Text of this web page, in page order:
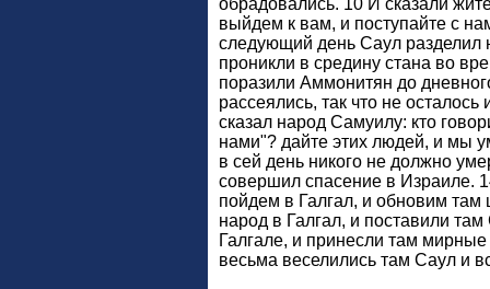
обрадовались. 10 И сказали
выйдем к вам, и поступайте с
следующий день Саул разделил
проникли в средину стана во
поразили Аммонитян до
рассеялись, так что не
сказал народ Самуилу: кто
нами"? дайте этих людей, и мы
в сей день никого не должно
совершил спасение в Израиле.
пойдем в Галгал, и обновим там
народ в Галгал, и поставили
Галгале, и принесли там
весьма веселились там Саул и